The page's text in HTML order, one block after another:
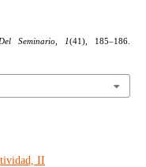
Seminario,1(41), 185–186.
II